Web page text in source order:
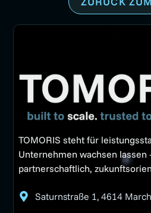
TOMORIS steht für
Unternehmen wachsen lassen
partnerschaftlich,
Saturnstraße 1, 4614